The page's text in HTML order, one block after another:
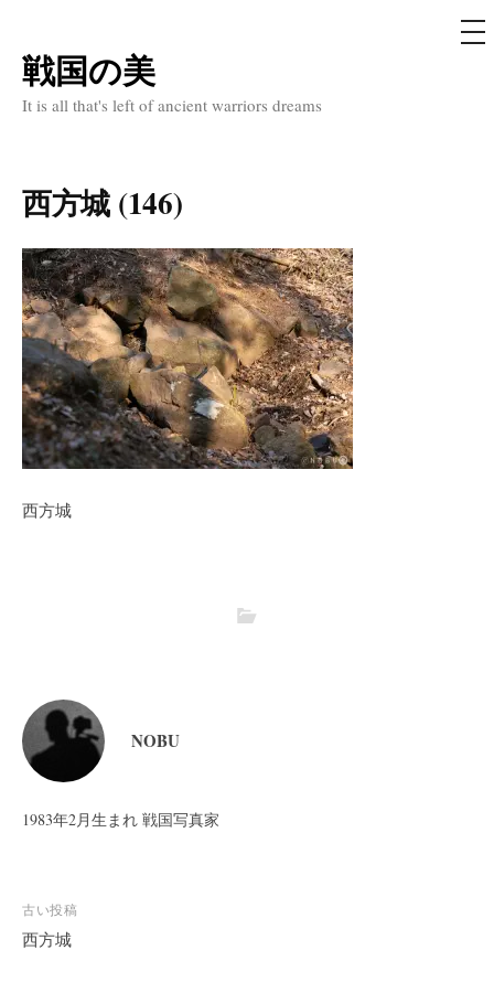
コ
ン
ツ
へ
ス
キ
ッ
プ
戦国の美
It is all that's left of ancient warriors dreams
メ
ニ
西方城 (146)
西方城
NOBU
1983年2月生まれ 戦国写真家
投
稿
古い投稿
西方城